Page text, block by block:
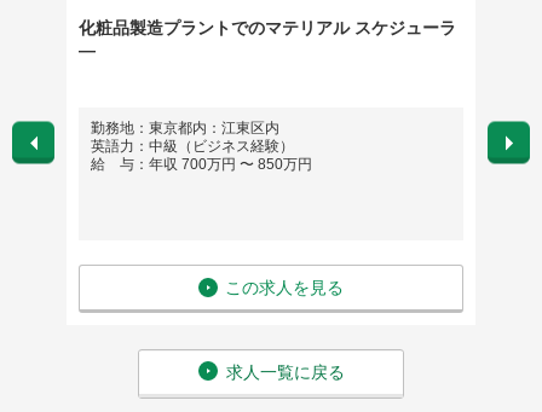
化粧品製造プラントでのマテリアル スケジューラ
―
勤務地：東京都内：江東区内
英語力：中級（ビジネス経験）
給 与：年収 700万円 〜 850万円
この求人を見る
勤務
英語
給 与
求人一覧に戻る